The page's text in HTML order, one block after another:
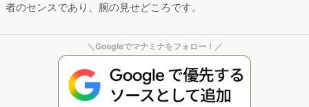
者のセンスであり、腕の見せどころです。
＼Googleでマナミナをフォロー！／